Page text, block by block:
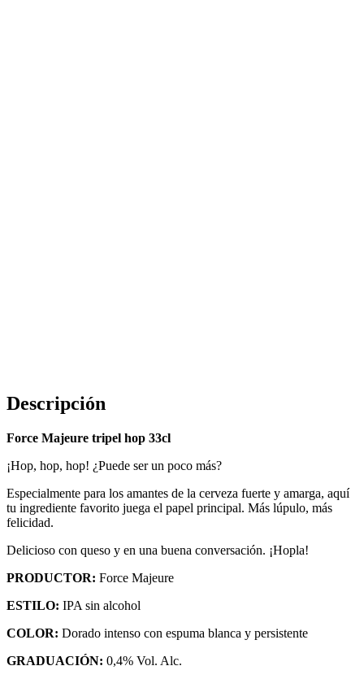
Descripción
Force Majeure tripel hop 33cl
¡Hop, hop, hop! ¿Puede ser un poco más?
Especialmente para los amantes de la cerveza fuerte y amarga, aquí
tu ingrediente favorito juega el papel principal. Más lúpulo, más
felicidad.
Delicioso con queso y en una buena conversación. ¡Hopla!
PRODUCTOR: Force Majeure
ESTILO: IPA sin alcohol
COLOR: Dorado intenso con espuma blanca y persistente
GRADUACIÓN: 0,4% Vol. Alc.